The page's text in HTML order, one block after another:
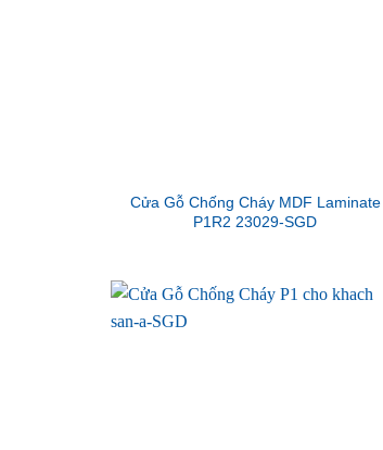
Cửa Gỗ Chống Cháy MDF Laminate
P1R2 23029-SGD